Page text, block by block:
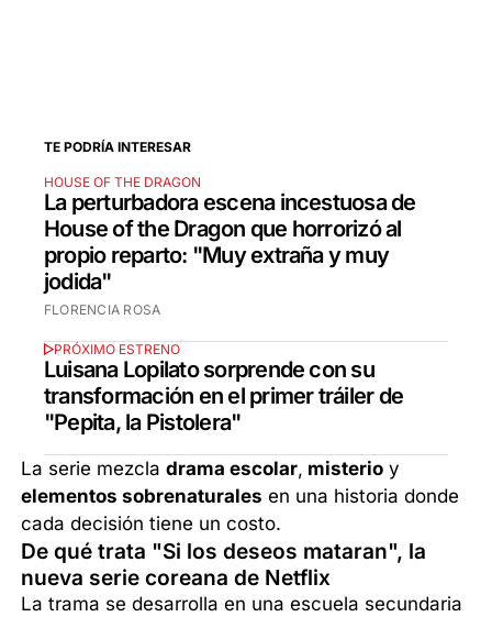
TE PODRÍA INTERESAR
HOUSE OF THE DRAGON
La perturbadora escena incestuosa de
House of the Dragon que horrorizó al
propio reparto: "Muy extraña y muy
jodida"
FLORENCIA ROSA
PRÓXIMO ESTRENO
Luisana Lopilato sorprende con su
transformación en el primer tráiler de
"Pepita, la Pistolera"
La serie mezcladrama escolar, misterio y
elementos sobrenaturales en una historia donde
cada decisión tiene un costo.
De qué trata "Si los deseos mataran", la
nueva serie coreana de Netflix
La trama se desarrolla en una escuela secundaria